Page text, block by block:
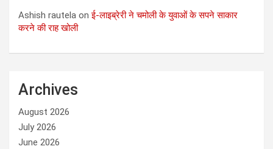
Ashish rautela onई-लाइब्रेरी ने चमोली के युवाओं के सपने साकार
करने की राह खोली
Archives
August 2026
July 2026
June 2026